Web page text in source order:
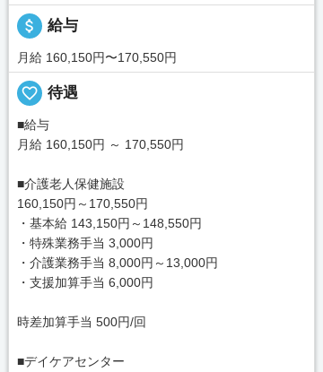
attach_money 給与
月給 160,150円〜170,550円
favorite_border 待遇
■給与
月給 160,150円 ～ 170,550円
■介護老人保健施設
160,150円～170,550円
・基本給 143,150円～148,550円
・特殊業務手当 3,000円
・介護業務手当 8,000円～13,000円
・支援加算手当 6,000円
時差加算手当 500円/回
■デイケアセンター